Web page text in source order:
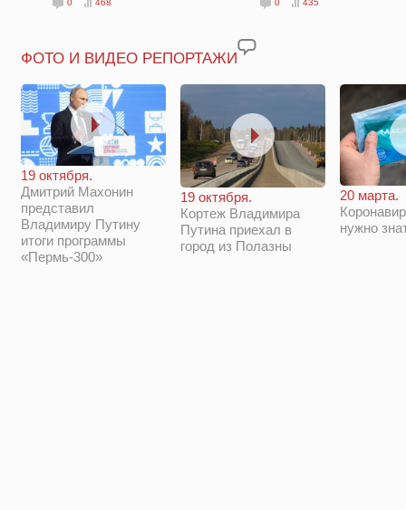
0 468 0 435
ФОТО И ВИДЕО РЕПОРТАЖИ
19 октября.
Дмитрий Махонин
представил
Владимиру Путину
итоги программы
«Пермь-300»
19 октября.
Кортеж Владимира
Путина приехал в
город из Полазны
20 марта.
нужно